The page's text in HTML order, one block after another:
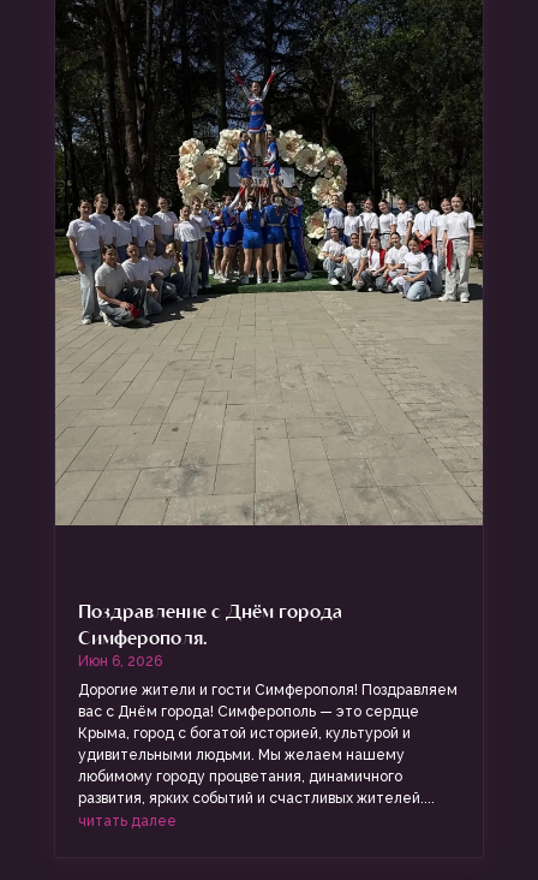
Поздравление с Днём города
Симферополя.
Июн 6, 2026
Дорогие жители и гости Симферополя! Поздравляем
вас с Днём города! Симферополь — это сердце
Крыма, город с богатой историей, культурой и
удивительными людьми. Мы желаем нашему
любимому городу процветания, динамичного
развития, ярких событий и счастливых жителей....
читать далее